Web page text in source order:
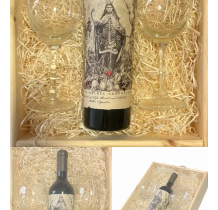
2
Copas
de
Vino
Bandeja
Premium
cantidad